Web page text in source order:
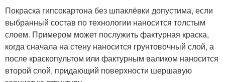
Покраска гипсокартона без шпаклёвки допустима, если
выбранный состав по технологии наносится толстым
слоем. Примером может послужить фактурная краска,
когда сначала на стену наносится грунтовочный слой, а
после краскопультом или фактурным валиком наносится
второй слой, придающий поверхности шершавую